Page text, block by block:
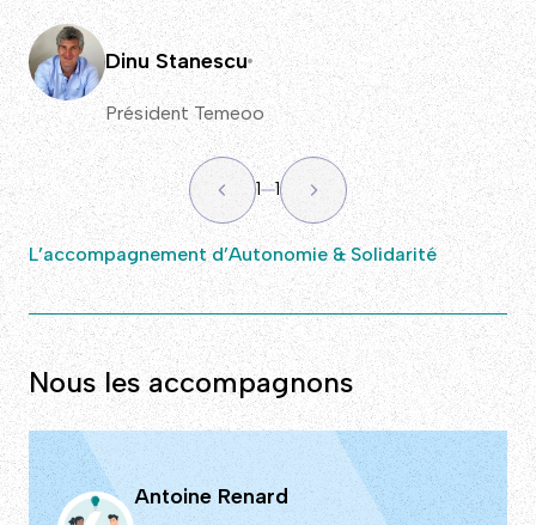
Dinu Stanescu
Président Temeoo
1 1
L’accompagnement d’Autonomie & Solidarité
Nous les accompagnons
Antoine Renard